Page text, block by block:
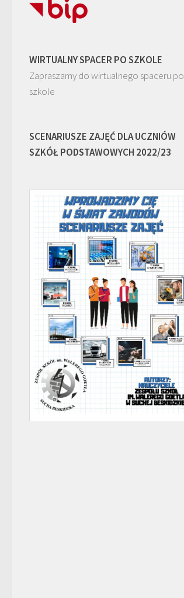
WIRTUALNY SPACER PO SZKOLE
Zapraszamy do wirtualnego spaceru po
szkole
SCENARIUSZE ZAJĘĆ DLA UCZNIÓW
SZKÓŁ PODSTAWOWYCH 2022/23